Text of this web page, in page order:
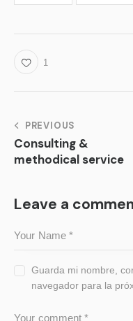
1
PREVIOUS
Consulting &
methodical service
Leave a
Guarda mi nombre,
navegador para la